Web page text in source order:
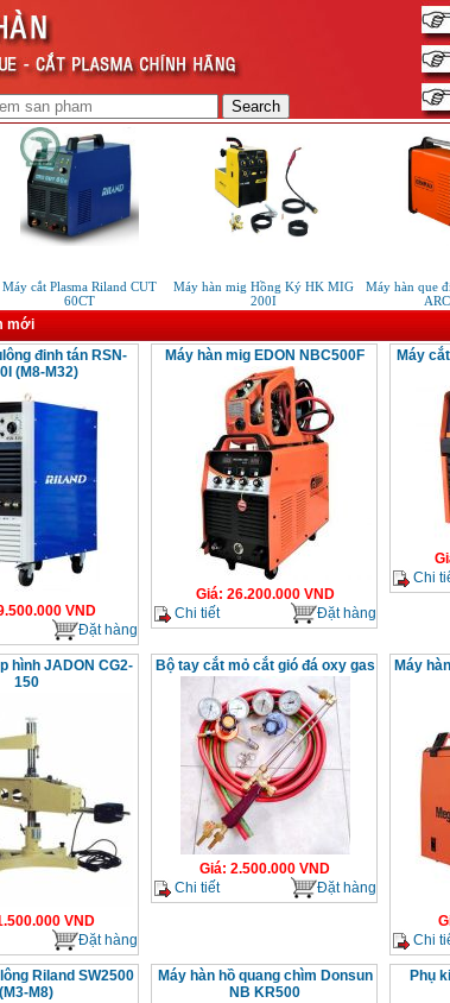
Máy cắt Plasma Riland CUT
60CT
Máy hàn mig Hồng Ký HK MIG
200I
Máy hàn que
mới
đinh tán RSN-
(M8-M32)
VND
Đặt hàng
Máy hàn mig EDON NBC500F
Giá: 26.200.000VND
Chi tiết
Đặt hàng
Máy
Chi
hình JADON CG2-
150
VND
Đặt hàng
Bộ tay cắt mỏ cắt gió đá oxy gas
Giá: 2.500.000 VND
Chi tiết
Đặt hàng
Máy
Chi
Riland SW2500
(M3-M8)
Máy hàn hồ quang chìm Donsun
NB KR500
Phụ